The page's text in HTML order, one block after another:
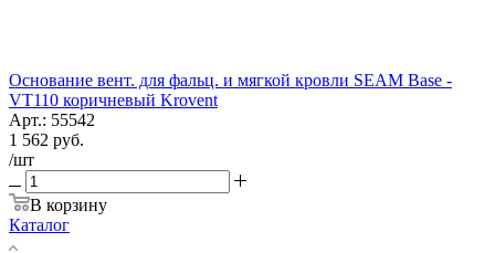
Основание вент. для фальц. и мягкой кровли SEAM Base -
VT110 коричневый Krovent
Арт.: 55542
1 562 руб.
/шт
В корзину
Каталог